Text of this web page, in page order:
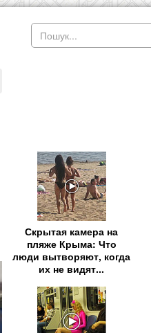
Скрытая камера на
пляже Крыма: Что
люди вытворяют, когда
их не видят...